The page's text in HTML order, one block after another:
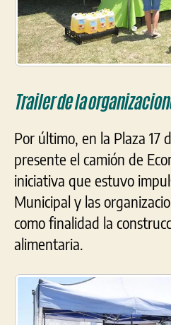
Trailer de la
Por último, en la Plaza 17
presente el camión de
iniciativa que estuvo
Municipal y las
como finalidad la
alimentaria.